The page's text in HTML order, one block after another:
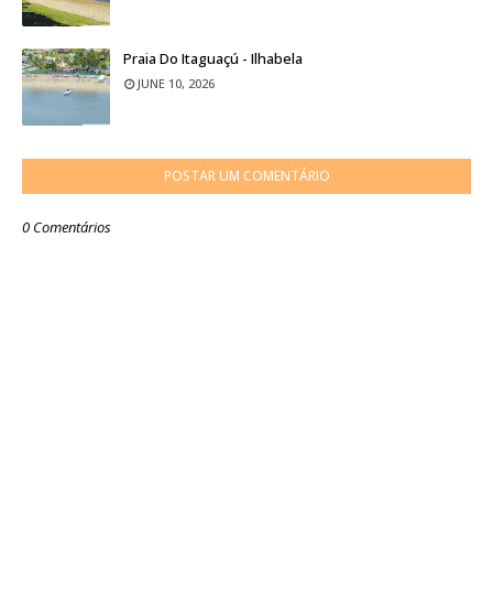
Praia Do Itaguaçú - Ilhabela
JUNE 10, 2026
POSTAR UM COMENTÁRIO
0 Comentários